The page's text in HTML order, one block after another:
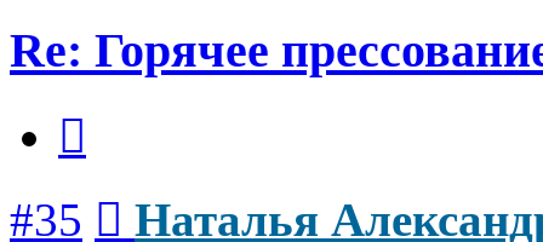
Re: Горячее
#35
Наталья